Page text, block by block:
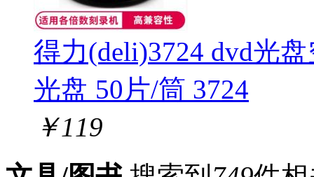
得力(deli)3724 dvd光
光盘 50片/筒 3724
￥119